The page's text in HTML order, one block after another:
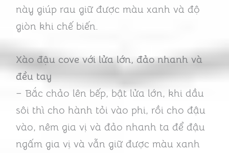
này giúp rau giữ được màu xanh và độ
giòn khi chế biến.
Xào đậu cove với lửa lớn, đảo nhanh và
đều tay
– Bắc chảo lên bếp, bật lửa lớn, khi dầu
sôi thì cho hành tỏi vào phi, rồi cho đậu
vào, nêm gia vị và đảo nhanh ta để đậu
ngấm gia vị và vẫn giữ được màu xanh